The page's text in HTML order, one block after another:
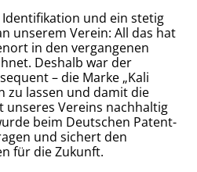
und ein stetig
unserem Verein: All das hat
in den vergangenen
Deshalb war der
– die Marke „Kali
zu lassen und damit die
Vereins nachhaltig
beim Deutschen Patent-
und sichert den
für die Zukunft.